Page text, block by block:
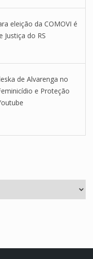
eleição da COMOVI é
Justiça do RS
de Alvarenga no
e Proteção